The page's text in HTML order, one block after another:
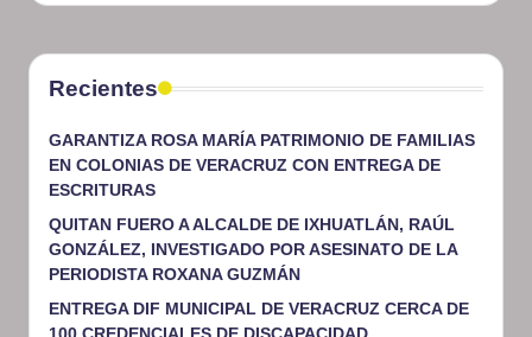
Recientes
GARANTIZA ROSA MARÍA PATRIMONIO DE FAMILIAS
EN COLONIAS DE VERACRUZ CON ENTREGA DE
ESCRITURAS
QUITAN FUERO A ALCALDE DE IXHUATLÁN, RAÚL
GONZÁLEZ, INVESTIGADO POR ASESINATO DE LA
PERIODISTA ROXANA GUZMÁN
ENTREGA DIF MUNICIPAL DE VERACRUZ CERCA DE